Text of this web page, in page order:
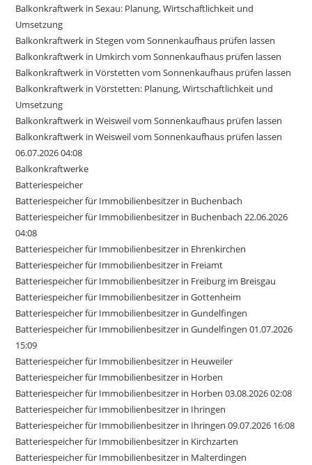
Balkonkraftwerk in Sexau: Planung, Wirtschaftlichkeit und
Umsetzung
Balkonkraftwerk in Stegen vom Sonnenkaufhaus prüfen lassen
Balkonkraftwerk in Umkirch vom Sonnenkaufhaus prüfen lassen
Balkonkraftwerk in Vörstetten vom Sonnenkaufhaus prüfen lassen
Balkonkraftwerk in Vörstetten: Planung, Wirtschaftlichkeit und
Umsetzung
Balkonkraftwerk in Weisweil vom Sonnenkaufhaus prüfen lassen
Balkonkraftwerk in Weisweil vom Sonnenkaufhaus prüfen lassen
06.07.2026 04:08
Balkonkraftwerke
Batteriespeicher
Batteriespeicher für Immobilienbesitzer in Buchenbach
Batteriespeicher für Immobilienbesitzer in Buchenbach 22.06.2026
04:08
Batteriespeicher für Immobilienbesitzer in Ehrenkirchen
Batteriespeicher für Immobilienbesitzer in Freiamt
Batteriespeicher für Immobilienbesitzer in Freiburg im Breisgau
Batteriespeicher für Immobilienbesitzer in Gottenheim
Batteriespeicher für Immobilienbesitzer in Gundelfingen
Batteriespeicher für Immobilienbesitzer in Gundelfingen 01.07.2026
15:09
Batteriespeicher für Immobilienbesitzer in Heuweiler
Batteriespeicher für Immobilienbesitzer in Horben
Batteriespeicher für Immobilienbesitzer in Horben 03.08.2026 02:08
Batteriespeicher für Immobilienbesitzer in Ihringen
Batteriespeicher für Immobilienbesitzer in Ihringen 09.07.2026 16:08
Batteriespeicher für Immobilienbesitzer in Kirchzarten
Batteriespeicher für Immobilienbesitzer in Malterdingen